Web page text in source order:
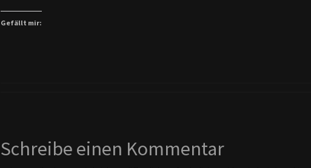
Gefällt mir:
Schreibe einen Kommentar